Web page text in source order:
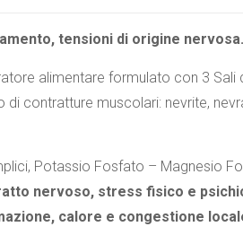
tensioni di origine nervosa.
alimentare formulato con 3
contratture muscolari: nevrite,
Potassio Fosfato – Magnesio
nervoso, stress fisico e
calore e congestione